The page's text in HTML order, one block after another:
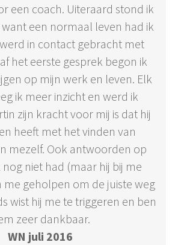
een coach. Uiteraard stond ik
een normaal leven had ik
in contact gebracht met
het eerste gesprek begon ik
op mijn werk en leven. Elk
ik meer inzicht en werd ik
zijn kracht voor mij is dat hij
heeft met het vinden van
mezelf. Ook antwoorden op
niet had (maar hij bij me
geholpen om de juiste weg
wist hij me te triggeren en ben
zeer dankbaar.
WN juli 2016